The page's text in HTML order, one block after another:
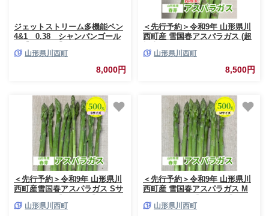
ジェットストリーム多機能ペン
4&1 0.38 シャンパンゴール
山形県川西町
8,000円
＜先行予約＞令和9年 山形県川
西町産 雪国春アスパラガス (超
250g【1764693】
山形県川西町
8,500円
＜先行予約＞令和9年 山形県川
西町産雪国春アスパラガス Sサ
山形県川西町
＜先行予約＞令和9年 山形県川
西町産 雪国春アスパラガス M
山形県川西町